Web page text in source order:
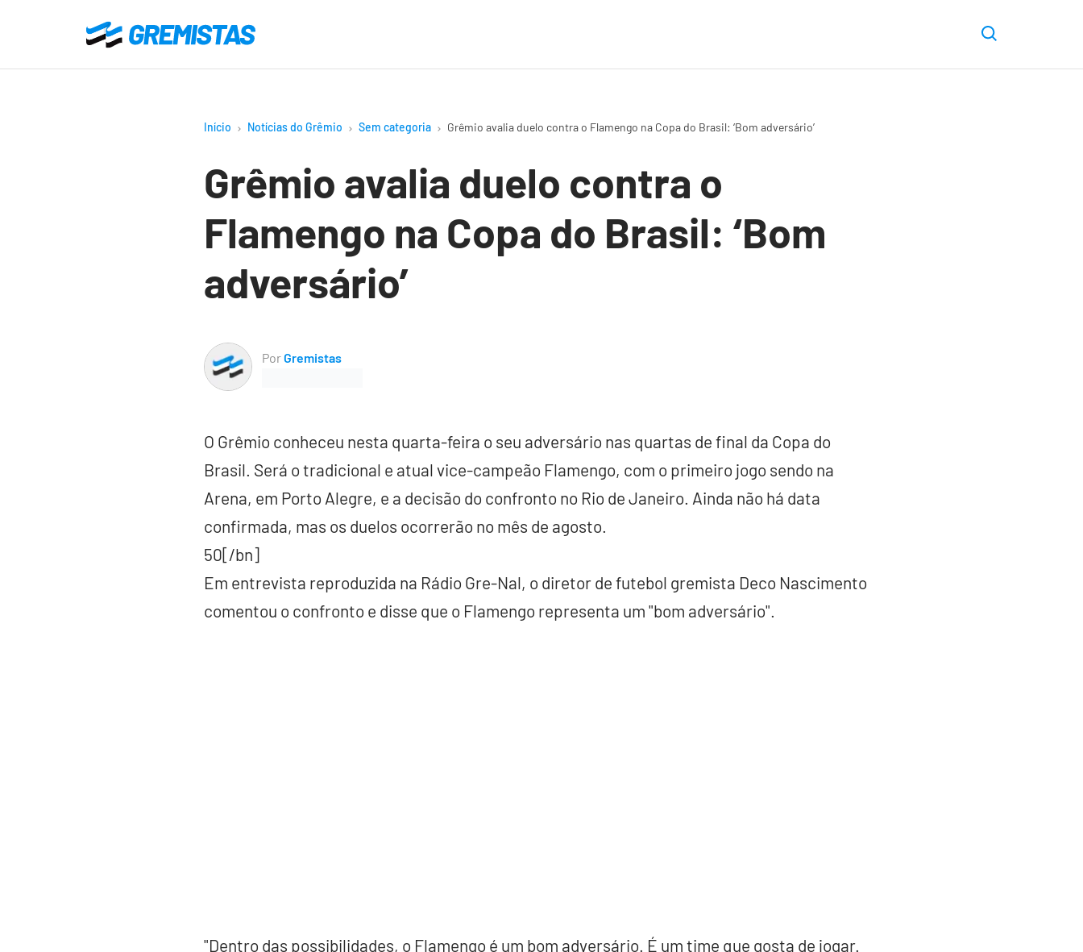
o
Gremistas
Início Notícias do Grêmio Sem categoria Grêmio avalia duelo contra o Flamengo na Copa do Brasil: ‘Bom adversário’
Grêmio avalia duelo contra o
Flamengo na Copa do Brasil: ‘Bom
adversário’
PorGremistas
O Grêmio conheceu nesta quarta-feira o seu adversário nas quartas de final da Copa do
Brasil. Será o tradicional e atual vice-campeão Flamengo, com o primeiro jogo sendo na
Arena, em Porto Alegre, e a decisão do confronto no Rio de Janeiro. Ainda não há data
confirmada, mas os duelos ocorrerão no mês de agosto.
50[/bn]
Em entrevista reproduzida na Rádio Gre-Nal, o diretor de futebol gremista Deco Nascimento
comentou o confronto e disse que o Flamengo representa um "bom adversário".
"Dentro das possibilidades, o Flamengo é um bom adversário. É um time que gosta de jogar.